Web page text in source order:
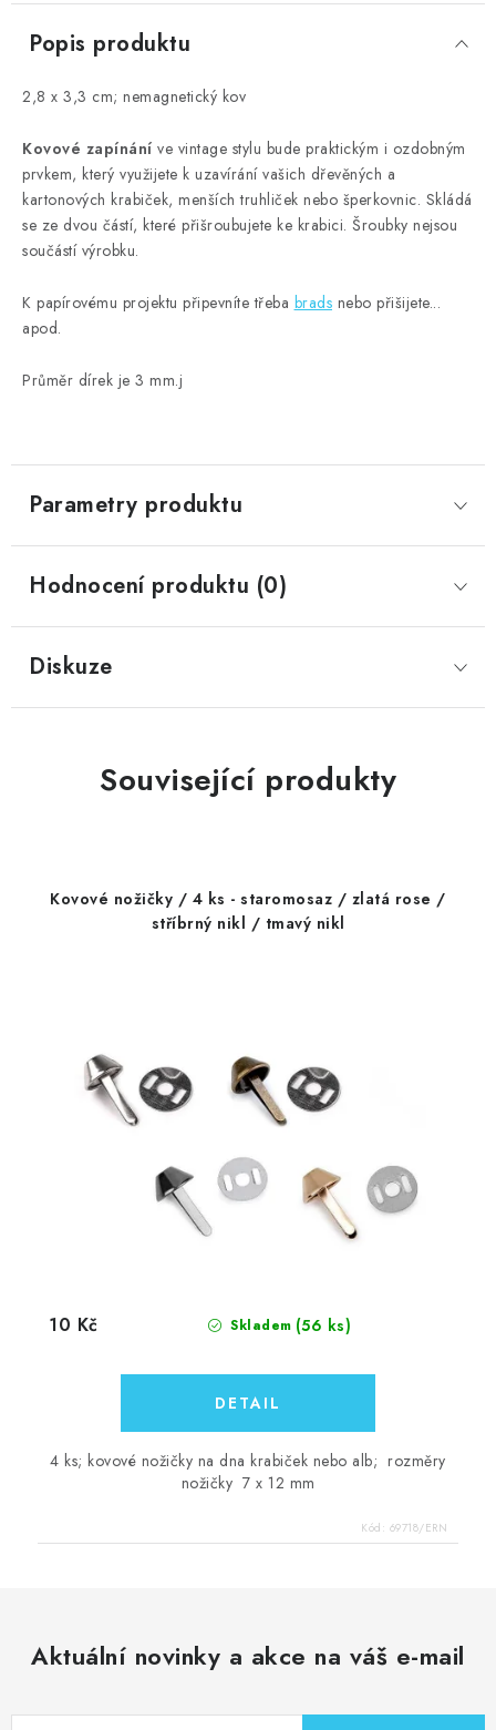
Popis produktu
2,8 x 3,3 cm; nemagnetický kov
Kovové zapínání ve vintage stylu bude praktickým i ozdobným
prvkem, který využijete k uzavírání vašich dřevěných a
kartonových krabiček, menších truhliček nebo šperkovnic. Skládá
se ze dvou částí, které přišroubujete ke krabici. Šroubky nejsou
součástí výrobku.
K papírovému projektu připevníte třeba brads nebo přišijete...
apod.
Průměr dírek je 3 mm.j
Parametry produktu
Hodnocení produktu (0)
Diskuze
Související produkty
Kovové nožičky / 4 ks - staromosaz / zlatá rose /
stříbrný nikl / tmavý nikl
Skladem (56 ks)
10 Kč
4 ks; kovové nožičky na dna krabiček nebo alb; rozměry
nožičky 7 x 12 mm
Kód: 69718/ERN
Aktuální novinky a akce na váš e-mail